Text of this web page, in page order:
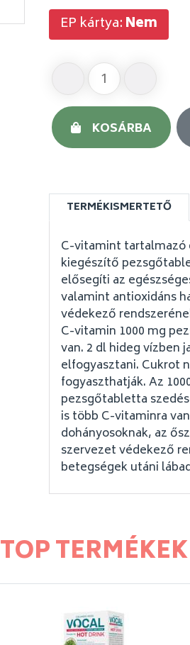
EP kártya:Nem
KOSÁRBA
TERMÉKISMERTETŐ
C-vitamint
kiegészítő
elősegíti az
valamint antioxidáns
védekező
C-vitamin 1000 mg
van. 2 dl hideg vízben
elfogyasztani. Cukrot
fogyaszthatják. Az
pezsgőtabletta
is több C-vitaminra
dohányosoknak, az
szervezet védekező
betegségek utáni
TOP TERMÉKEK